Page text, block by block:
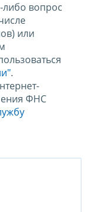
либо вопрос
или
.
ФНС